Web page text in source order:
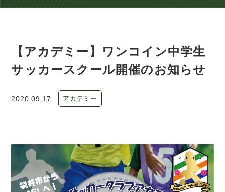
【アカデミー】ワンコイン中学生
サッカースクール開催のお知らせ
2020.09.17 アカデミー